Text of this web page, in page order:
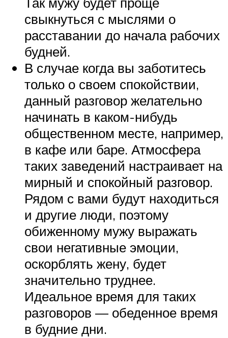
свыкнуться с мыслями о
расставании до начала рабочих
будней.
В случае когда вы заботитесь
только о своем спокойствии,
данный разговор желательно
начинать в каком-нибудь
общественном месте, например,
в кафе или баре. Атмосфера
таких заведений настраивает на
мирный и спокойный разговор.
Рядом с вами будут находиться
и другие люди, поэтому
обиженному мужу выражать
свои негативные эмоции,
оскорблять жену, будет
значительно труднее.
Идеальное время для таких
разговоров — обеденное время
в будние дни.